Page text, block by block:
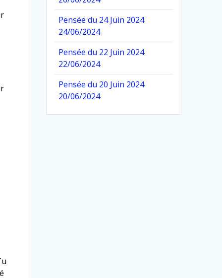
Pensée du 24 Juin 2024
24/06/2024
Pensée du 22 Juin 2024
22/06/2024
Pensée du 20 Juin 2024
20/06/2024